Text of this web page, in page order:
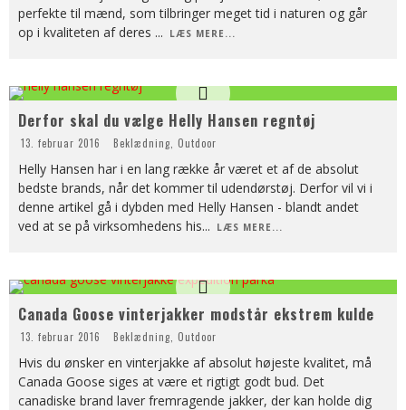
perfekte til mænd, som tilbringer meget tid i naturen og går
op i kvaliteten af deres ... LÆS MERE...
Derfor skal du vælge Helly Hansen regntøj
13. februar 2016 Beklædning Outdoor
Helly Hansen har i en lang række år været et af de absolut
bedste brands, når det kommer til udendørstøj. Derfor vil vi i
denne artikel gå i dybden med Helly Hansen - blandt andet
ved at se på virksomhedens his... LÆS MERE...
Canada Goose vinterjakker modstår ekstrem kulde
13. februar 2016 Beklædning Outdoor
Hvis du ønsker en vinterjakke af absolut højeste kvalitet, må
Canada Goose siges at være et rigtigt godt bud. Det
canadiske brand laver fremragende jakker, der kan holde dig